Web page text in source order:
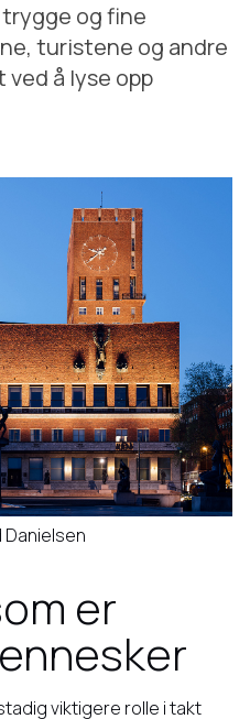
og fine
turistene og andre
ved å lyse opp
Danielsen
er
viktigere rolle i takt